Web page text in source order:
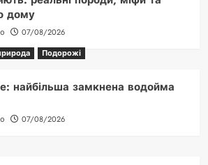
дому
07/08/2026
Подорожі
найбільша замкнена водойма
07/08/2026